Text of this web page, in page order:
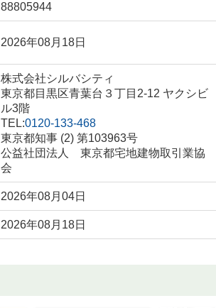
88805944
2026年08月18日
株式会社シルバシティ
東京都目黒区青葉台３丁目2-12 ヤクシビ
ル3階
TEL:0120-133-468
東京都知事 (2) 第103963号
公益社団法人 東京都宅地建物取引業協
会
2026年08月04日
2026年08月18日